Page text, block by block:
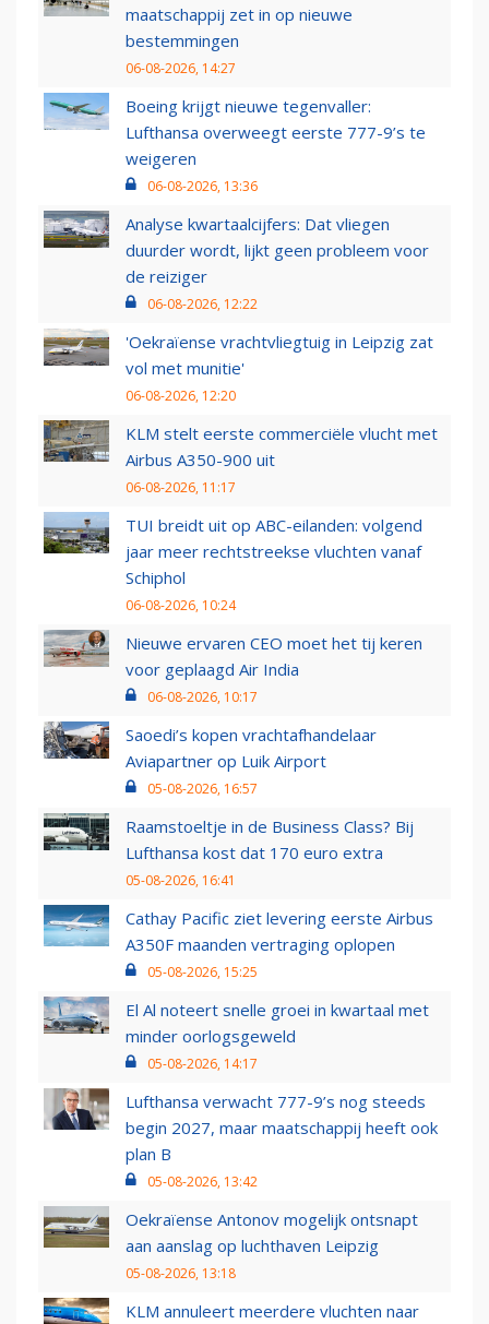
maatschappij zet in op nieuwe
bestemmingen
06-08-2026, 14:27
Boeing krijgt nieuwe tegenvaller:
Lufthansa overweegt eerste 777-9’s te
weigeren
06-08-2026, 13:36
Analyse kwartaalcijfers: Dat vliegen
duurder wordt, lijkt geen probleem voor
de reiziger
06-08-2026, 12:22
'Oekraïense vrachtvliegtuig in Leipzig zat
vol met munitie'
06-08-2026, 12:20
KLM stelt eerste commerciële vlucht met
Airbus A350-900 uit
06-08-2026, 11:17
TUI breidt uit op ABC-eilanden: volgend
jaar meer rechtstreekse vluchten vanaf
Schiphol
06-08-2026, 10:24
Nieuwe ervaren CEO moet het tij keren
voor geplaagd Air India
06-08-2026, 10:17
Saoedi’s kopen vrachtafhandelaar
Aviapartner op Luik Airport
05-08-2026, 16:57
Raamstoeltje in de Business Class? Bij
Lufthansa kost dat 170 euro extra
05-08-2026, 16:41
Cathay Pacific ziet levering eerste Airbus
A350F maanden vertraging oplopen
05-08-2026, 15:25
El Al noteert snelle groei in kwartaal met
minder oorlogsgeweld
05-08-2026, 14:17
Lufthansa verwacht 777-9’s nog steeds
begin 2027, maar maatschappij heeft ook
plan B
05-08-2026, 13:42
Oekraïense Antonov mogelijk ontsnapt
aan aanslag op luchthaven Leipzig
05-08-2026, 13:18
KLM annuleert meerdere vluchten naar